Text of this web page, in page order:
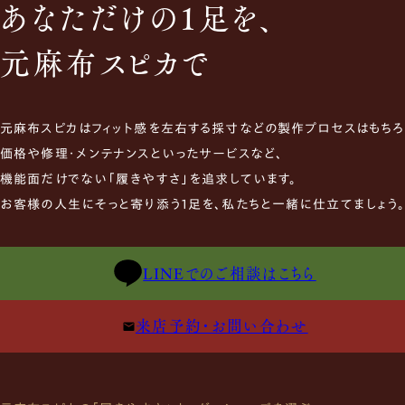
あなただけの1足を、
元麻布スピカで
元麻布スピカはフィット感を左右する採寸などの製作プロセスはもちろ
価格や修理・メンテナンスといったサービスなど、
機能面だけでない「履きやすさ」を追求しています。
お客様の人生にそっと寄り添う1足を、私たちと一緒に仕立てましょう。
LINEでのご相談はこちら
来店予約・お問い合わせ